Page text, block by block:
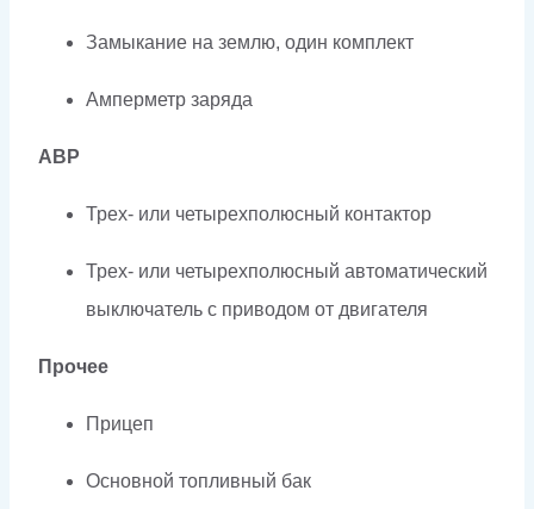
Замыкание на землю, один комплект
Амперметр заряда
АВР
Трех- или четырехполюсный контактор
Трех- или четырехполюсный автоматический
выключатель с приводом от двигателя
Прочее
Прицеп
Основной топливный бак